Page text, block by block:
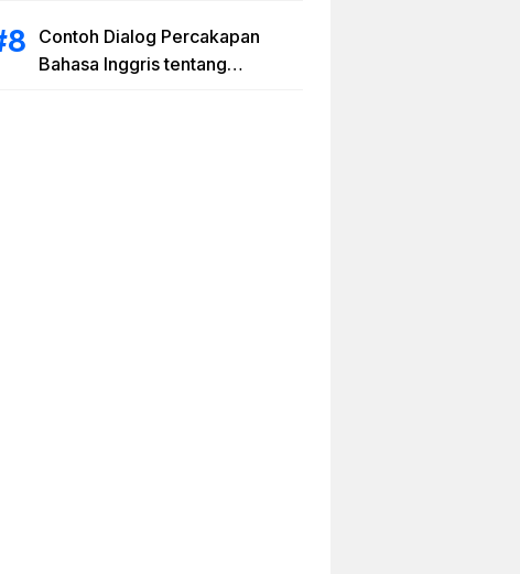
Contoh Dialog Percakapan
Bahasa Inggris tentang